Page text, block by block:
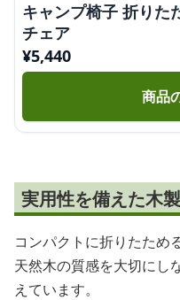
キャンプ椅子 折りた
チェア
¥5,440
商品
実用性を備えた木
コンパクトに折りたため
天然木の質感を大切にし
えています。